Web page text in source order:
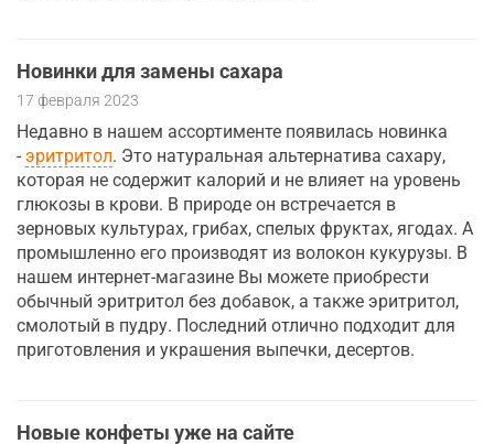
Новинки для замены сахара
17 февраля 2023
Недавно в нашем ассортименте появилась новинка
- эритритол. Это натуральная альтернатива сахару,
которая не содержит калорий и не влияет на уровень
глюкозы в крови. В природе он встречается в
зерновых культурах, грибах, спелых фруктах, ягодах. А
промышленно его производят из волокон кукурузы. В
нашем интернет-магазине Вы можете приобрести
обычный эритритол без добавок, а также эритритол,
смолотый в пудру. Последний отлично подходит для
приготовления и украшения выпечки, десертов.
Новые конфеты уже на сайте